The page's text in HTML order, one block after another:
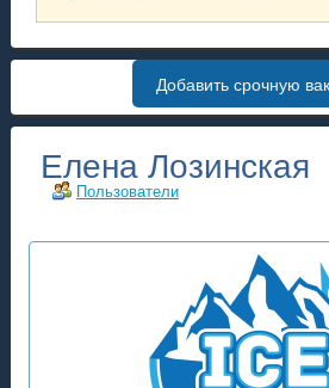
Добавить срочную
Пользователи
Елена Лозинская